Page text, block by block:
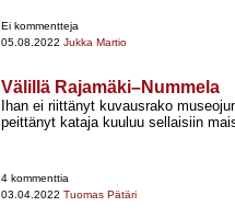
Ei kommentteja
05.08.2022 Jukka Martio
Välillä Rajamäki–Nummela
Ihan ei riittänyt kuvausrako
peittänyt kataja kuuluu sellaisiin
4 kommenttia
03.04.2022 Tuomas Pätäri